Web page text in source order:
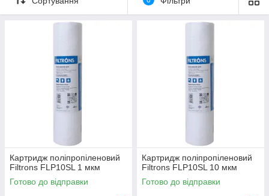
Картридж поліпропіленовий
Filtrons FLP10SL 1 мкм
Готово до відправки
Картридж поліпропіленовий
Filtrons FLP10SL 10 мкм
Готово до відправки